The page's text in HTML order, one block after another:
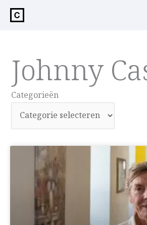
inhoud
Johnny
Categorieën
Categorieën